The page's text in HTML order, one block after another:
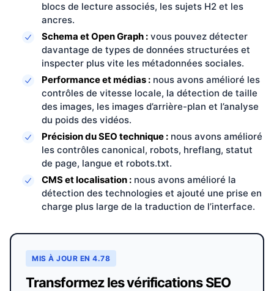
blocs de lecture associés, les sujets H2 et les
ancres.
Schema et Open Graph : vous pouvez détecter
davantage de types de données structurées et
inspecter plus vite les métadonnées sociales.
Performance et médias : nous avons amélioré les
contrôles de vitesse locale, la détection de taille
des images, les images d’arrière-plan et l’analyse
du poids des vidéos.
Précision du SEO technique : nous avons amélioré
les contrôles canonical, robots, hreflang, statut
de page, langue et robots.txt.
CMS et localisation : nous avons amélioré la
détection des technologies et ajouté une prise en
charge plus large de la traduction de l’interface.
MIS À JOUR EN 4.78
Transformez les vérifications SEO